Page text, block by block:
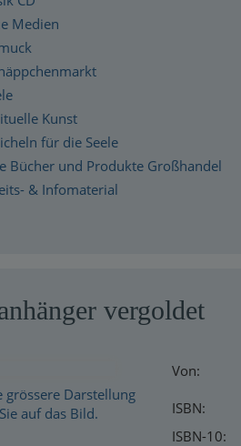
Medien
Kunst
für die Seele
Bücher und Produkte Großhandel
& Infomaterial
vergoldet
grössere Darstellung
auf das Bild.
Von:
ISBN:
ISBN-10: